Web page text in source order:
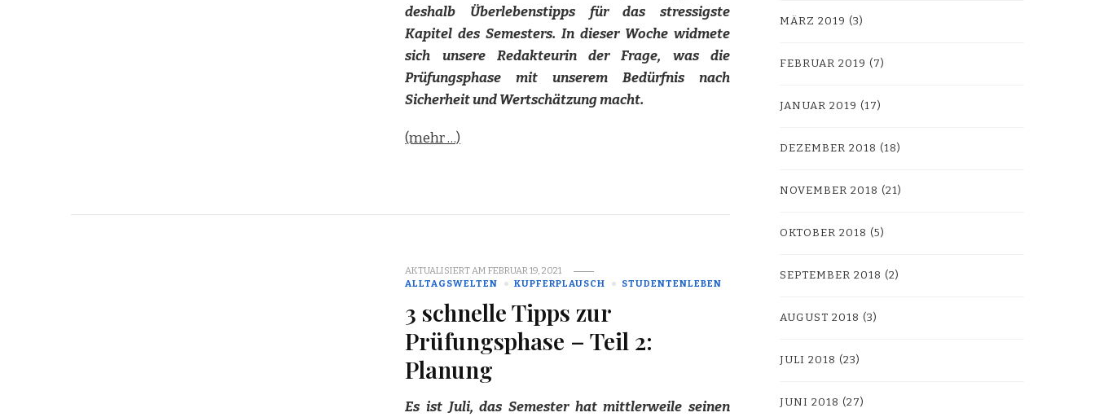
deshalb Überlebenstipps für das stressigste
Kapitel des Semesters. In dieser Woche widmete
sich unsere Redakteurin der Frage, was die
Prüfungsphase mit unserem Bedürfnis nach
Sicherheit und Wertschätzung macht.
(mehr …)
AKTUALISIERT AMFEBRUAR 19, 2021
ALLTAGSWELTEN
KUPFERPLAUSCH STUDENTENLEBEN
3 schnelle Tipps zur
Prüfungsphase – Teil 2:
Planung
Es ist Juli, das Semester hat mittlerweile seinen
MÄRZ 2019 (3)
FEBRUAR 2019 (7)
JANUAR 2019 (17)
DEZEMBER 2018 (18)
NOVEMBER 2018 (21)
OKTOBER 2018 (5)
SEPTEMBER 2018 (2)
AUGUST 2018 (3)
JULI 2018 (23)
JUNI 2018 (27)